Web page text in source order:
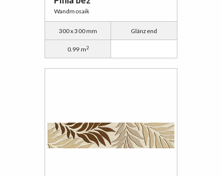
Wandmosaik
300 x 300 mm Glänzend
0.99 m2